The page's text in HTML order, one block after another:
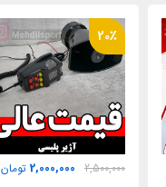
20٪
2,500,000
2,000,000 تومان